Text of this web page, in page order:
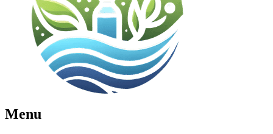
Menu